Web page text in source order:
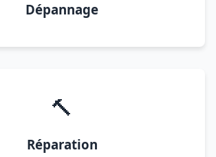
Dépannage
🔨
Réparation